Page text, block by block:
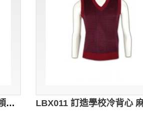
LBX013 羅紋撞邊冷背心 V領校服冷背心 麻花冷背心 冷背心批發商